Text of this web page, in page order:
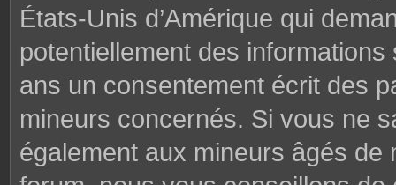
États-Unis d’Amérique qui
potentiellement des
ans un consentement écrit des
mineurs concernés. Si vous ne
également aux mineurs âgés